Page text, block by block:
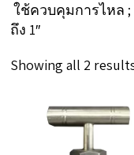
ใช้ควบคุมการไหล ;
ถึง 1″
Showing all 2